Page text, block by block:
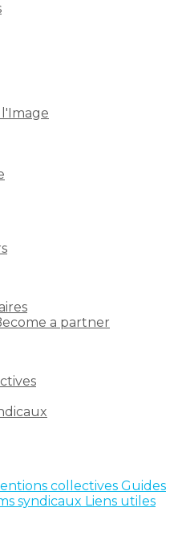
a partner
collectives Guides
syndicaux Liens utiles